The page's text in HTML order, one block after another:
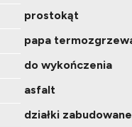
prostokąt
papa
do wykończenia
asfalt
działki zabudowane